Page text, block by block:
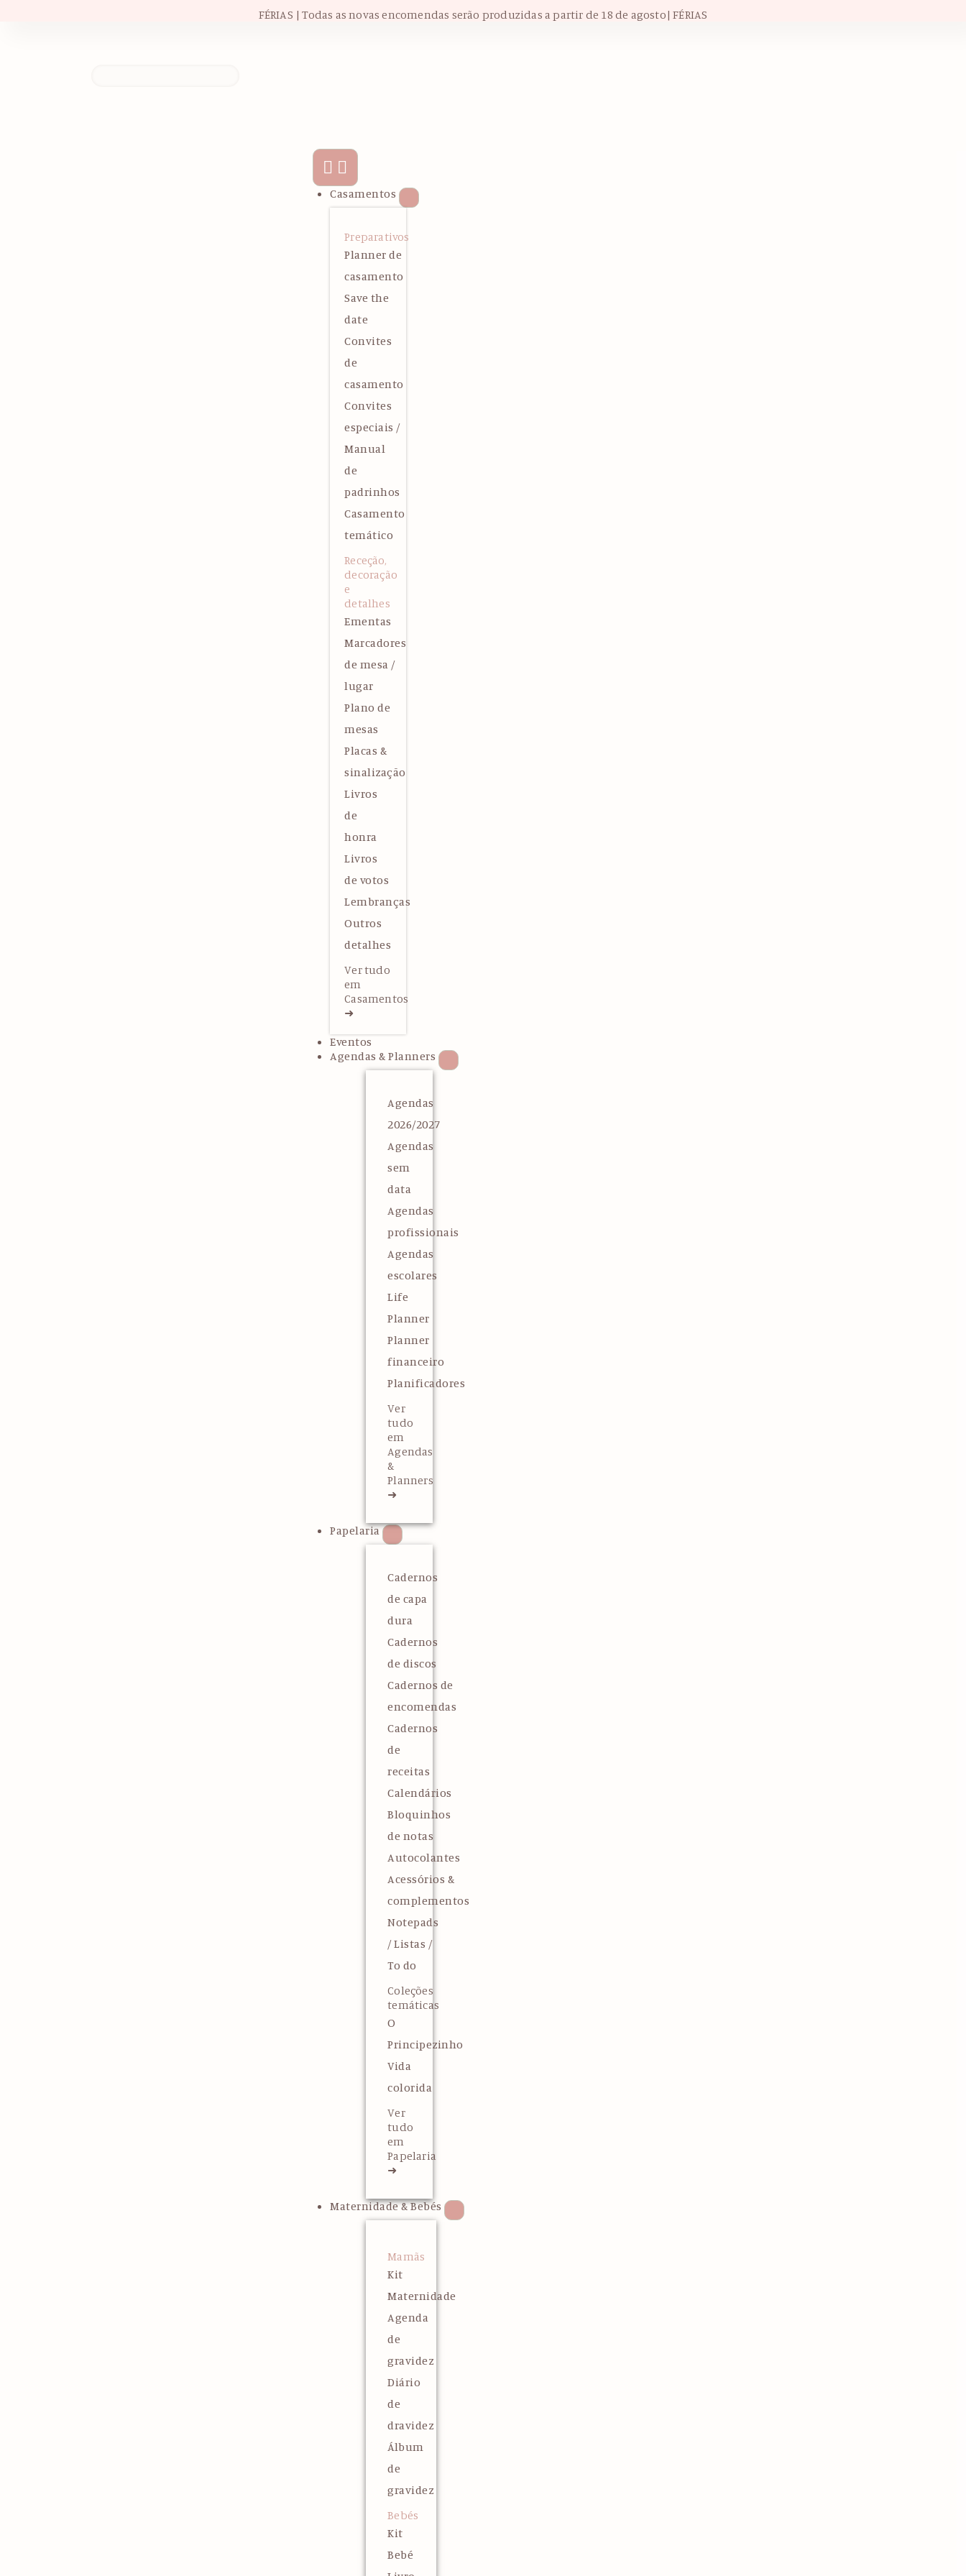
FÉRIAS | Todas as novas encomendas serão produzidas a partir de 18 de agosto| FÉRIAS
Casamentos
Preparativos
Planner de
casamento
Save the
date
Convites
de
casamento
Convites
especiais /
Manual
de
padrinhos
Casamento
temático
Receção,
decoração
e
detalhes
Ementas
Marcadores
de mesa /
lugar
Plano de
mesas
Placas &
sinalização
Livros
de
honra
Livros
de votos
Lembranças
Outros
detalhes
Ver tudo
em
Casamentos
➜
Eventos
Agendas & Planners
Agendas
2026/2027
Agendas
sem
data
Agendas
profissionais
Agendas
escolares
Life
Planner
Planner
financeiro
Planificadores
Ver
tudo
em
Agendas
&
Planners
➜
Papelaria
Cadernos
de capa
dura
Cadernos
de discos
Cadernos de
encomendas
Cadernos
de
receitas
Calendários
Bloquinhos
de notas
Autocolantes
Acessórios &
complementos
Notepads
/ Listas /
To do
Coleções
temáticas
O
Principezinho
Vida
colorida
Ver
tudo
em
Papelaria
➜
Maternidade & Bebés
Mamãs
Kit
Maternidade
Agenda
de
gravidez
Diário
de
dravidez
Álbum
de
gravidez
Bebés
Kit
Bebé